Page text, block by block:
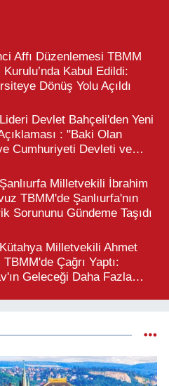
Affı Düzenlemesi TBMM
Kurulu’nda Kabul Edildi:
Dönüş Yolu Açıldı
Devlet Bahçeli'den Yeni
: "Baki Olan
Cumhuriyeti Devleti ve
Milletvekili İbrahim
TBMM'de Şanlıurfa'nın
Sorununu Gündeme Taşıdı
Milletvekili Ahmet
Çağrı Yaptı:
Geleceği Daha Fazla